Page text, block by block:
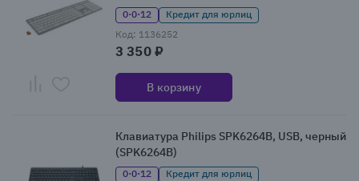
0·0·12
Кредит для юрлиц
Код: 1136252
3 350 ₽
В корзину
Клавиатура Philips SPK6264B, USB, черный
(SPK6264B)
0·0·12
Кредит для юрлиц